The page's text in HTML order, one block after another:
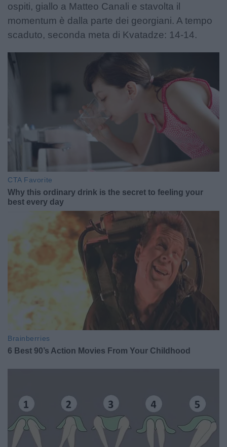
ospiti, giallo a Matteo Canali e stavolta il
momentum è dalla parte dei georgiani. A tempo
scaduto, seconda meta di Kvatadze: 14-14.